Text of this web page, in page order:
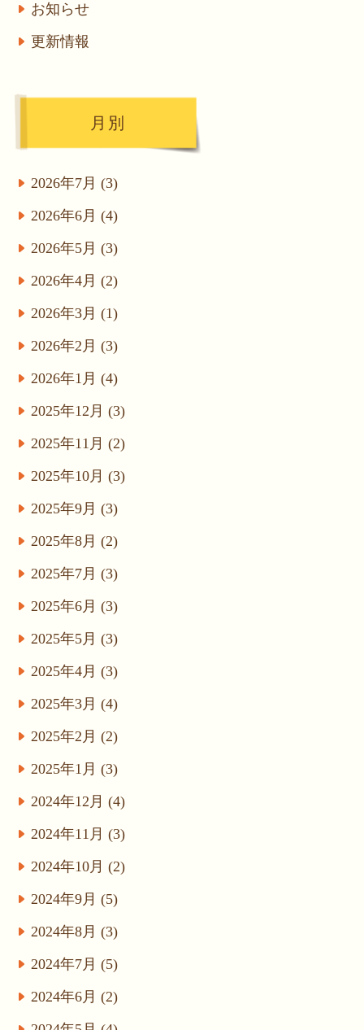
お知らせ
更新情報
月別
2026年7月 (3)
2026年6月 (4)
2026年5月 (3)
2026年4月 (2)
2026年3月 (1)
2026年2月 (3)
2026年1月 (4)
2025年12月 (3)
2025年11月 (2)
2025年10月 (3)
2025年9月 (3)
2025年8月 (2)
2025年7月 (3)
2025年6月 (3)
2025年5月 (3)
2025年4月 (3)
2025年3月 (4)
2025年2月 (2)
2025年1月 (3)
2024年12月 (4)
2024年11月 (3)
2024年10月 (2)
2024年9月 (5)
2024年8月 (3)
2024年7月 (5)
2024年6月 (2)